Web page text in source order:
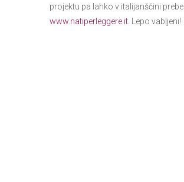
projektu pa lahko v italijanščini
www.natiperleggere.it . Lepo vabljeni!